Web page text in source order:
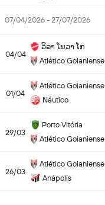
07/04/2026 - 27/07/2026
04/04
ວິລາ ໂນວາ ໂກ
Atlético Goianiense
01/04
Atlético Goianiense
Náutico
29/03
Porto Vitória
Atlético Goianiense
26/03
Atlético Goianiense
Anápolis